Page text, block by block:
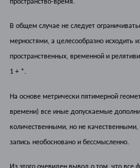
пространство-время.
В общем случае не следует
мерностями, а целесообразно исходить
пространственных, временной и
1 + *.
На основе метрически пятимерной
времени) все иные допускаемые
количественными, но не
запись необосновано и бессмысленно.